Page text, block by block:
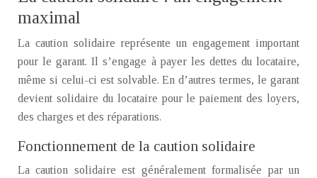
maximal
La caution solidaire représente un engagement important
pour le garant. Il s’engage à payer les dettes du locataire,
même si celui-ci est solvable. En d’autres termes, le garant
devient solidaire du locataire pour le paiement des loyers,
des charges et des réparations.
Fonctionnement de la caution solidaire
La caution solidaire est généralement formalisée par un